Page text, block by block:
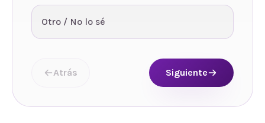
Otro / No lo sé
Atrás Siguiente